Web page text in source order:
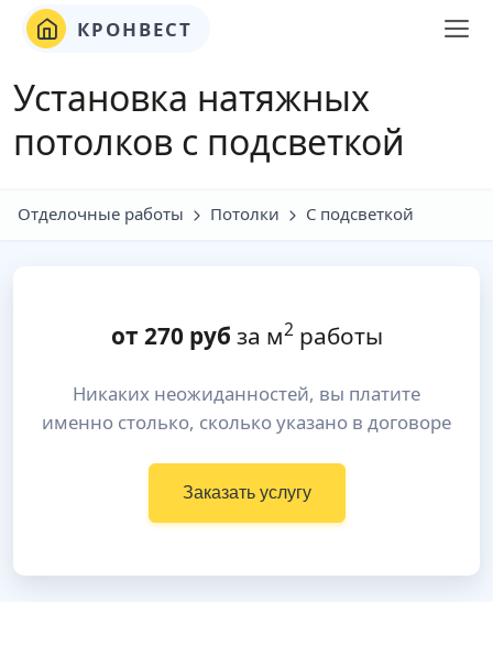
КРОНВЕСТ
Установка натяжных
потолков с подсветкой
Отделочные работы Потолки С подсветкой
от 270руб за м2работы
Никаких неожиданностей, вы платите
именно столько, сколько указано в договоре
Заказать услугу